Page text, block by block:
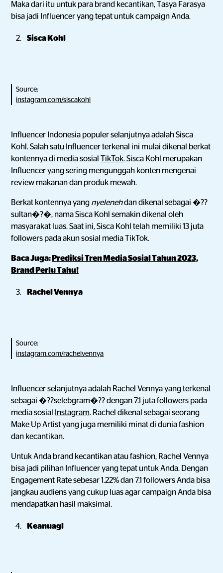
Maka dari itu untuk para brand kecantikan, Tasya Farasya
bisa jadi Influencer yang tepat untuk campaign Anda.
Sisca Kohl
Source:
instagram.com/siscakohl
Influencer Indonesia populer selanjutnya adalah Sisca
Kohl. Salah satu Influencer terkenal ini mulai dikenal berkat
kontennya di media sosial TikTok. Sisca Kohl merupakan
Influencer yang sering mengunggah konten mengenai
review makanan dan produk mewah.
Berkat kontennya yang nyelenehdan dikenal sebagai �??
sultan�?�, nama Sisca Kohl semakin dikenal oleh
masyarakat luas. Saat ini, Sisca Kohl telah memiliki 13 juta
followers pada akun sosial media TikTok.
Baca Juga: Prediksi Tren Media Sosial Tahun 2023,
Brand Perlu Tahu!
Rachel Vennya
Source:
instagram.com/rachelvennya
Influencer selanjutnya adalah Rachel Vennya yang terkenal
sebagai �??selebgram�?? dengan 7.1 juta followers pada
media sosial
Instagram. Rachel dikenal sebagai seorang
Make Up Artist yang juga memiliki minat di dunia fashion
dan kecantikan.
Untuk Anda brand kecantikan atau fashion, Rachel Vennya
bisa jadi pilihan Influencer yang tepat untuk Anda. Dengan
Engagement Rate sebesar 1.22% dan 7.1 followers Anda bisa
jangkau audiens yang cukup luas agar campaign Anda bisa
mendapatkan hasil maksimal.
Keanuagl